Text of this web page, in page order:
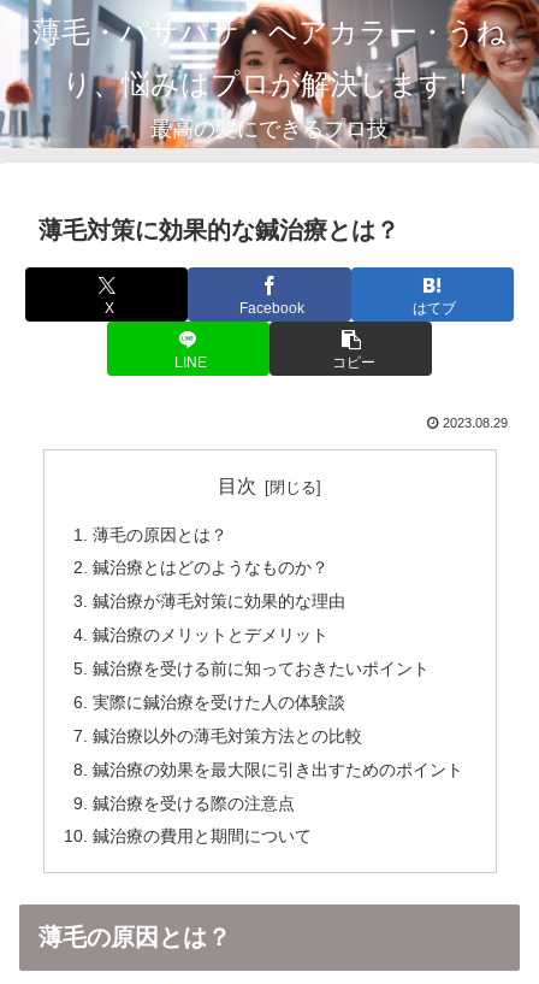
薄毛・パサパサ・ヘアカラー・うね
り、悩みはプロが解決します！
最高の髪にできるプロ技
薄毛対策に効果的な鍼治療とは？
X Facebook はてブ
LINE コピー
2023.08.29
目次
薄毛の原因とは？
鍼治療とはどのようなものか？
鍼治療が薄毛対策に効果的な理由
鍼治療のメリットとデメリット
鍼治療を受ける前に知っておきたいポイント
実際に鍼治療を受けた人の体験談
鍼治療以外の薄毛対策方法との比較
鍼治療の効果を最大限に引き出すためのポイント
鍼治療を受ける際の注意点
鍼治療の費用と期間について
薄毛の原因とは？